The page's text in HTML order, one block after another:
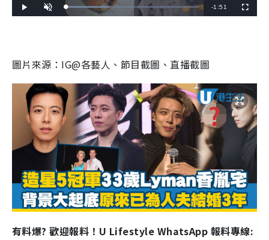
l
n
L
o
.
4
R
n
i
n
g
T
i
m
-1:51
u
圖片來源：IG@各藝人、節目截圖、直播截圖
有料爆? 歡迎報料！U Lifestyle WhatsApp 報料專線: